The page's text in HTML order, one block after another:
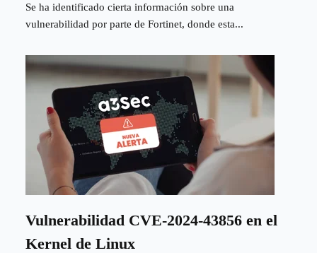
Se ha identificado cierta información sobre una
vulnerabilidad por parte de Fortinet, donde esta...
Vulnerabilidad CVE-2024-43856 en el
Kernel de Linux